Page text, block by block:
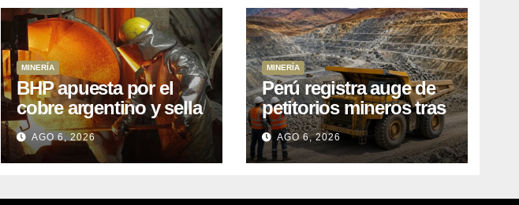
MINERÍA
BHP apuesta por el
cobre argentino y sella
acuerdo con Kobrea
para siete proyecto
AGO 6, 2026
MINERÍA
Perú registra auge de
petitorios mineros tras
liberación de más de
mil concesiones para
explorar cobre y oro
AGO 6, 2026